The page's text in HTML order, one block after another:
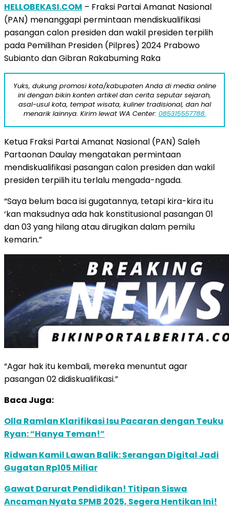
HELLOBEKASI.COM – Fraksi Partai Amanat Nasional
(PAN) menanggapi permintaan mendiskualifikasi
pasangan calon presiden dan wakil presiden terpilih
pada Pemilihan Presiden (Pilpres) 2024 Prabowo
Subianto dan Gibran Rakabuming Raka
Yuks, dukung promosi kota/kabupaten Anda di media online
ini dengan bikin konten artikel dan cerita seputar sejarah,
asal-usul kota, tempat wisata, kuliner tradisional, dan hal
menarik lainnya. Kirim lewat WA Center: 085315557788.
Ketua Fraksi Partai Amanat Nasional (PAN) Saleh
Partaonan Daulay mengatakan permintaan
mendiskualifikasi pasangan calon presiden dan wakil
presiden terpilih itu terlalu mengada-ngada.
“Saya belum baca isi gugatannya, tetapi kira-kira itu
‘kan maksudnya ada hak konstitusional pasangan 01
dan 03 yang hilang atau dirugikan dalam pemilu
kemarin.”
“Agar hak itu kembali, mereka menuntut agar
pasangan 02 didiskualifikasi.”
Baca Juga:
Olla Ramlan Klarifikasi Isu Pacaran dengan Teuku
Ryan: “Hanya Teman!”
Ridwan Kamil Lawan Balik: Serangan Digital Jadi
Gugatan Rp105 Miliar
Gawat Darurat Pendidikan! Titipan Siswa
Ancaman Nyata SPMB 2025, Segera Hentikan Ini!